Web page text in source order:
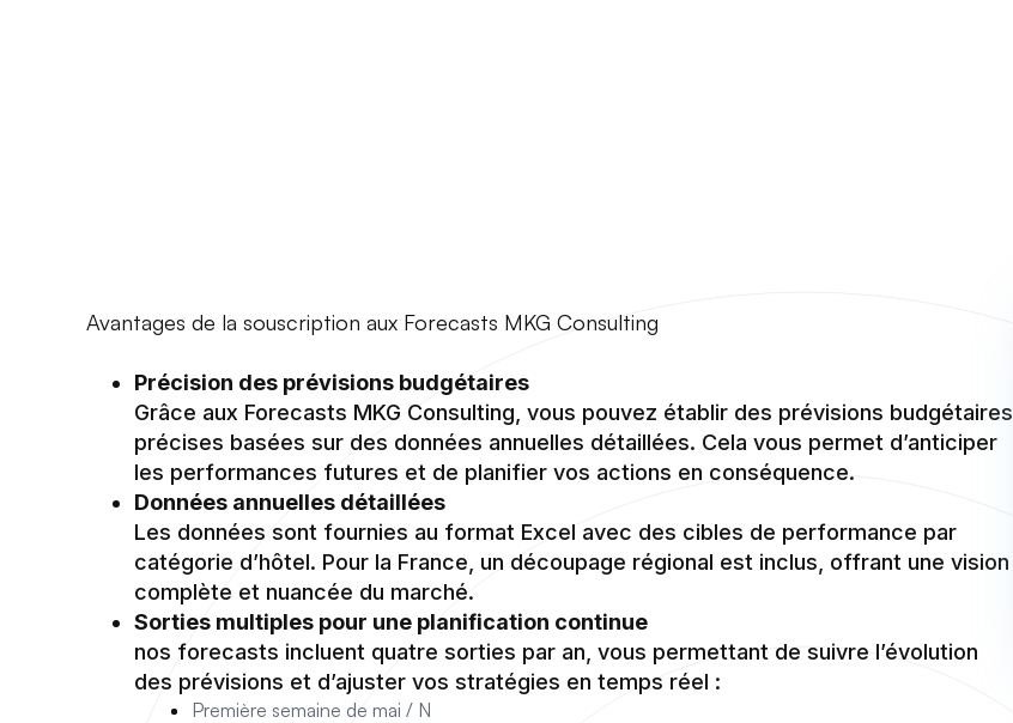
Avantages de la souscription aux Forecasts MKG Consulting
Précision des prévisions budgétaires
Grâce aux Forecasts MKG Consulting, vous pouvez établir des prévisions budgétaires
précises basées sur des données annuelles détaillées. Cela vous permet d’anticiper
les performances futures et de planifier vos actions en conséquence.
Données annuelles détaillées
Les données sont fournies au format Excel avec des cibles de performance par
catégorie d’hôtel. Pour la France, un découpage régional est inclus, offrant une vision
complète et nuancée du marché.
Sorties multiples pour une planification continue
nos forecasts incluent quatre sorties par an, vous permettant de suivre l’évolution
des prévisions et d’ajuster vos stratégies en temps réel :
Première semaine de mai / N